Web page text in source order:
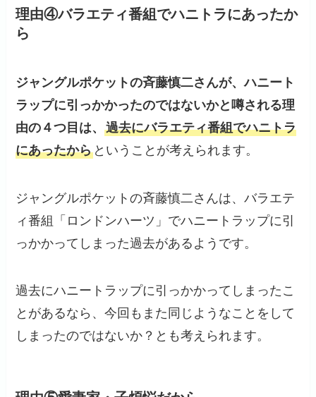
理由④バラエティ番組でハニトラにあったか
ら
ジャングルポケットの斉藤慎二さんが、ハニート
ラップに引っかかったのではないかと噂される理
由の４つ目は、過去にバラエティ番組でハニトラ
にあったから ということが考えられます。
ジャングルポケットの斉藤慎二さんは、バラエテ
ィ番組「ロンドンハーツ」でハニートラップに引
っかかってしまった過去があるようです。
過去にハニートラップに引っかかってしまったこ
とがあるなら、今回もまた同じようなことをして
しまったのではないか？とも考えられます。